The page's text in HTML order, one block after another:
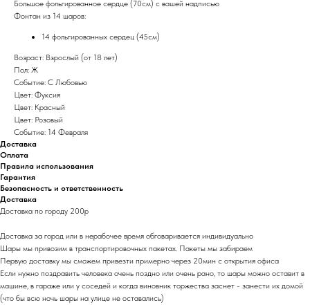
Большое фольгированное сердце (70см) с вашей надписью
Фонтан из 14 шаров:
14 фольгированных сердец (45см)
Возраст: Взрослый (от 18 лет)
Пол: Ж
Событие: С Любовью
Цвет: Фуксия
Цвет: Красный
Цвет: Розовый
Событие: 14 Февраля
Доставка
Оплата
Правила использования
Гарантия
Безопасность и ответственность
Доставка
Доставка по городу 200р
Доставка за город или в нерабочее время обговаривается индивидуально
Шары мы привозим в транспортировочных пакетах. Пакеты мы забираем
Первую доставку мы сможем привезти примерно через 20мин с открытия офиса
Если нужно поздравить человека очень поздно или очень рано, то шары можно оставит в
машине, в гараже или у соседей и когда виновник торжества заснет - занести их домой
(что бы всю ночь шары на улице не оставались)